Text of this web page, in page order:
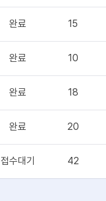
완료 15
완료 10
완료 18
완료 20
접수대기 42